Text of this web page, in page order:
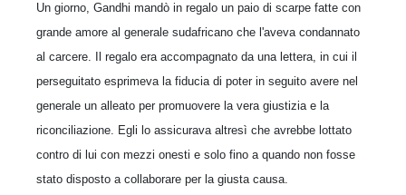
Un giorno, Gandhi mandò in regalo un paio di scarpe fatte con
grande amore al generale sudafricano che l'aveva condannato
al carcere. Il regalo era accompagnato da una lettera, in cui il
perseguitato esprimeva la fiducia di poter in seguito avere nel
generale un alleato per promuovere la vera giustizia e la
riconciliazione. Egli lo assicurava altresì che avrebbe lottato
contro di lui con mezzi onesti e solo fino a quando non fosse
stato disposto a collaborare per la giusta causa.